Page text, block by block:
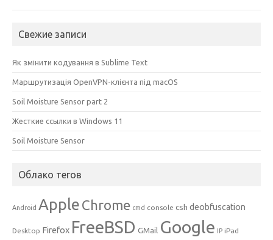
Свежие записи
Як змінити кодування в Sublime Text
Маршрутизація OpenVPN-клієнта під macOS
Soil Moisture Sensor part 2
Жесткие ссылки в Windows 11
Soil Moisture Sensor
Облако тегов
Android Apple Chrome cmd console csh deobfuscation
Desktop Firefox FreeBSD GMail Google IP iPad